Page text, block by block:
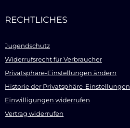
RECHTLICHES
Jugendschutz
Widerrufsrecht für Verbraucher
Privatsphäre-Einstellungen ändern
Historie der Privatsphäre-Einstellungen
Einwilligungen widerrufen
Vertrag widerrufen